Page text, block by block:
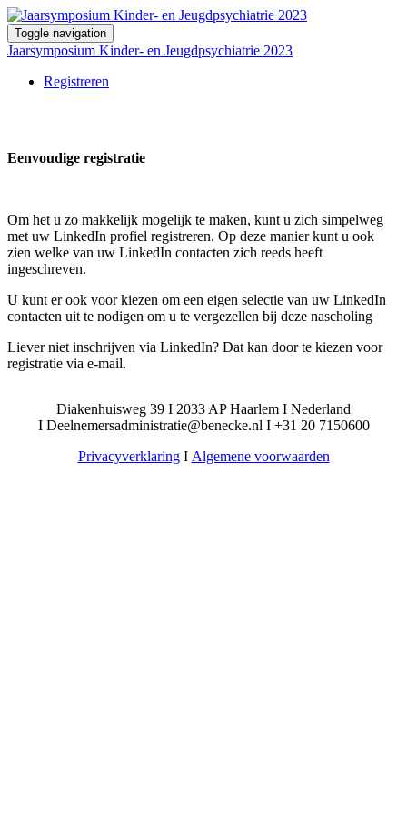
Toggle navigation
Jaarsymposium Kinder- en Jeugdpsychiatrie 2023
Registreren
Eenvoudige registratie
Om het u zo makkelijk mogelijk te maken, kunt u zich simpelweg
met uw LinkedIn profiel registreren. Op deze manier kunt u ook
zien welke van uw LinkedIn contacten zich reeds heeft
ingeschreven.
U kunt er ook voor kiezen om een eigen selectie van uw LinkedIn
contacten uit te nodigen om u te vergezellen bij deze nascholing
Liever niet inschrijven via LinkedIn? Dat kan door te kiezen voor
registratie via e-mail.
Diakenhuisweg 39 I 2033 AP Haarlem I Nederland
I Deelnemersadministratie@benecke.nl I +31 20 7150600
PrivacyverklaringI Algemene voorwaarden